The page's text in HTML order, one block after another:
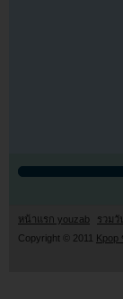
หน้าแรก youzab รวมวั
Copyright © 2011